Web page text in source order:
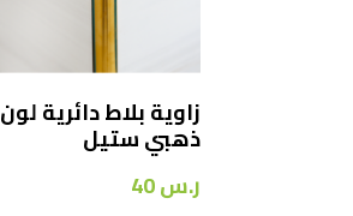
زاوية بلاط دائرية لون
ذهبي ستيل
ر.س40